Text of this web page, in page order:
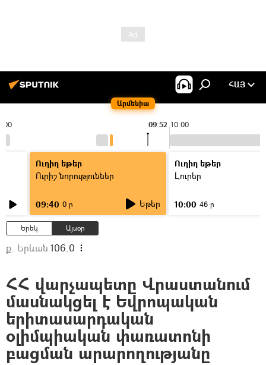
Արմենիա
ՀԱՅ
10:00
09:52
Ուղիղ եթեր
Ուրիշ նորություններ
09:40 0 ր Եթեր
Ուղիղ եթեր
Լուրեր
10:00 46 ր
Երեկ Այսօր
ք. Երևան 106.0
ՀՀ վարչապետը Վրաստանում
մասնակցել է Եվրոպական
երիտասարդական
օլիմպիական փառատոնի
բացման արարողությանը